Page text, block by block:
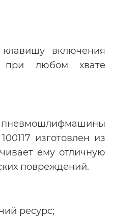
включения
при любом хвате
изготовлен из
ему отличную
повреждений.
ресурс;